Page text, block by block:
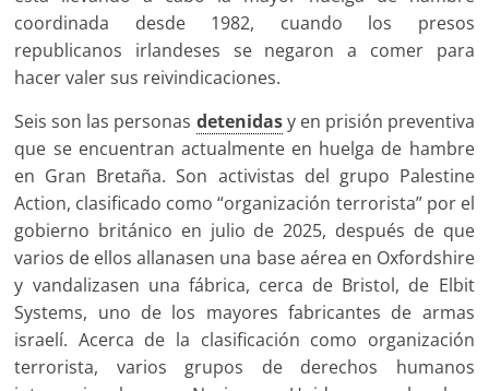
coordinada desde 1982, cuando los presos
republicanos irlandeses se negaron a comer para
hacer valer sus reivindicaciones.
Seis son las personas detenidasy en prisión preventiva
que se encuentran actualmente en huelga de hambre
en Gran Bretaña. Son activistas del grupo Palestine
Action, clasificado como “organización terrorista” por el
gobierno británico en julio de 2025, después de que
varios de ellos allanasen una base aérea en Oxfordshire
y vandalizasen una fábrica, cerca de Bristol, de Elbit
Systems, uno de los mayores fabricantes de armas
israelí. Acerca de la clasificación como organización
terrorista, varios grupos de derechos humanos